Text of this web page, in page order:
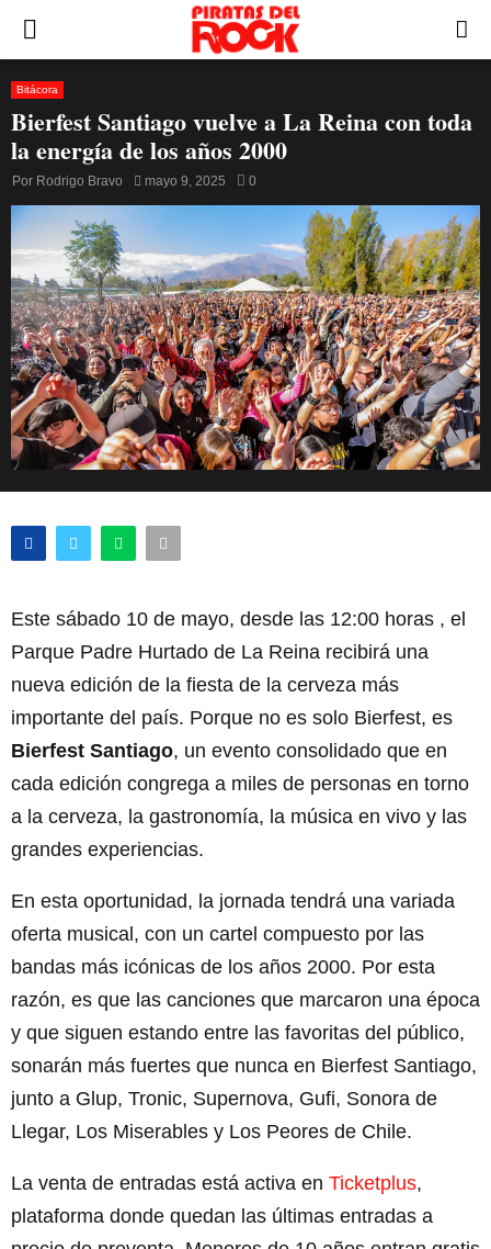
PRIMARY
MENU
Bitácora
Bierfest Santiago vuelve a La Reina con toda
la energía de los años 2000
Por Rodrigo Bravo mayo 9, 2025 0
Este sábado 10 de mayo, desde las 12:00 horas , el
Parque Padre Hurtado de La Reina recibirá una
nueva edición de la fiesta de la cerveza más
importante del país. Porque no es solo Bierfest, es
Bierfest Santiago, un evento consolidado que en
cada edición congrega a miles de personas en torno
a la cerveza, la gastronomía, la música en vivo y las
grandes experiencias.
En esta oportunidad, la jornada tendrá una variada
oferta musical, con un cartel compuesto por las
bandas más icónicas de los años 2000. Por esta
razón, es que las canciones que marcaron una época
y que siguen estando entre las favoritas del público,
sonarán más fuertes que nunca en Bierfest Santiago,
junto a Glup, Tronic, Supernova, Gufi, Sonora de
Llegar, Los Miserables y Los Peores de Chile.
La venta de entradas está activa en Ticketplus,
plataforma donde quedan las últimas entradas a